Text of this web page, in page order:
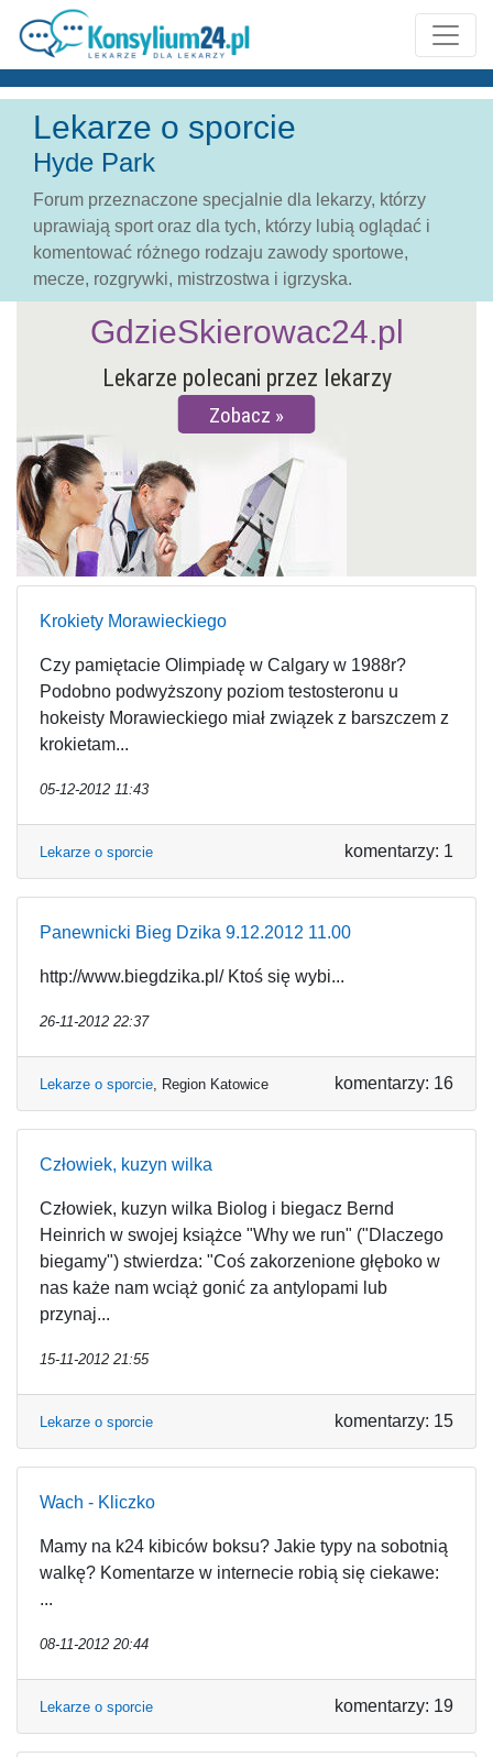
Lekarze o sporcie
Hyde Park
Forum przeznaczone specjalnie dla lekarzy, którzy
uprawiają sport oraz dla tych, którzy lubią oglądać i
komentować różnego rodzaju zawody sportowe,
mecze, rozgrywki, mistrzostwa i igrzyska.
Lekarze polecani przez lekarzy
Zobacz
GdzieSkierowac24.pl
Krokiety Morawieckiego
Czy pamiętacie Olimpiadę w Calgary w 1988r?
Podobno podwyższony poziom testosteronu u
hokeisty Morawieckiego miał związek z barszczem z
krokietam...
05-12-2012 11:43
Lekarze o sporcie komentarzy: 1
Panewnicki Bieg Dzika 9.12.2012 11.00
http://www.biegdzika.pl/ Ktoś się wybi...
26-11-2012 22:37
Lekarze o sporcie, Region Katowice komentarzy: 16
Człowiek, kuzyn wilka
Człowiek, kuzyn wilka Biolog i biegacz Bernd
Heinrich w swojej książce "Why we run" ("Dlaczego
biegamy") stwierdza: "Coś zakorzenione głęboko w
nas każe nam wciąż gonić za antylopami lub
przynaj...
15-11-2012 21:55
Lekarze o sporcie komentarzy: 15
Wach - Kliczko
Mamy na k24 kibiców boksu? Jakie typy na sobotnią
walkę? Komentarze w internecie robią się ciekawe:
...
08-11-2012 20:44
Lekarze o sporcie komentarzy: 19